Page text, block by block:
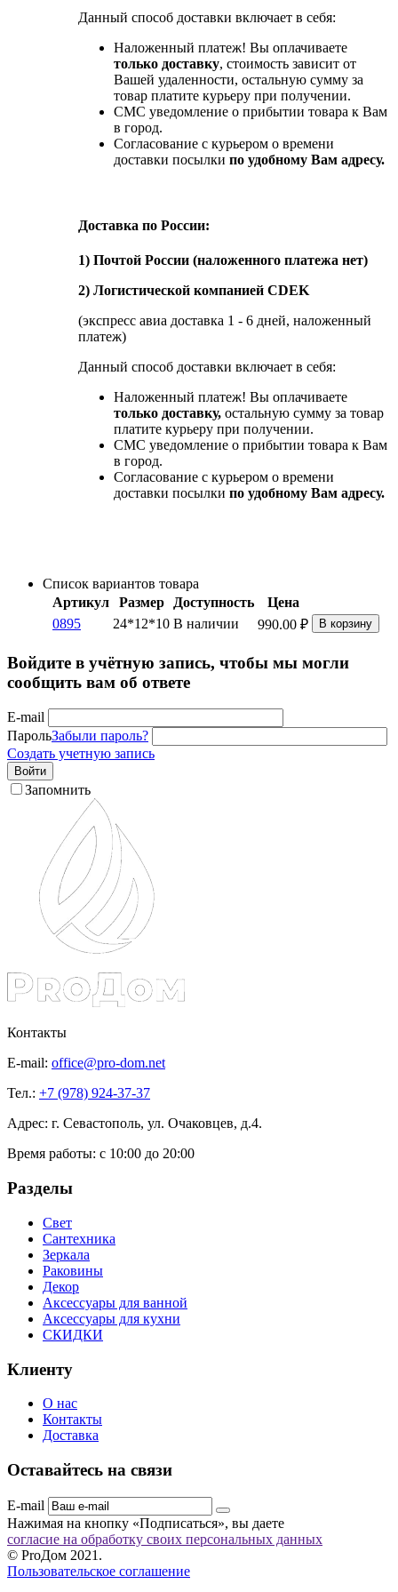
Данный способ доставки включает в себя:
Наложенный платеж! Вы оплачиваете
только доставку, стоимость зависит от
Вашей удаленности, остальную сумму за
товар платите курьеру при получении.
СМС уведомление о прибытии товара к Вам
в город.
Согласование с курьером о времени
доставки посылки по удобному Вам адресу.
Доставка по России:
1) Почтой России (наложенного платежа нет)
2) Логистической компанией CDEK
(экспресс авиа доставка 1 - 6 дней, наложенный
платеж)
Данный способ доставки включает в себя:
Наложенный платеж! Вы оплачиваете
только доставку, остальную сумму за товар
платите курьеру при получении.
СМС уведомление о прибытии товара к Вам
в город.
Согласование с курьером о времени
доставки посылки по удобному Вам адресу.
Список вариантов товара
Артикул
Размер Доступность
Цена
0895
24*12*10 В наличии 990.00 ₽ В корзину
Войдите в учётную запись, чтобы мы могли
сообщить вам об ответе
E-mail
ПарольЗабыли пароль?
Создать учетную запись
Войти
Запомнить
Контакты
E-mail: office@pro-dom.net
Тел.: +7 (978) 924-37-37
Адрес: г. Севастополь, ул. Очаковцев, д.4.
Время работы: с 10:00 до 20:00
Разделы
Свет
Сантехника
Зеркала
Раковины
Декор
Аксессуары для ванной
Аксессуары для кухни
СКИДКИ
Клиенту
О нас
Контакты
Доставка
Оставайтесь на связи
E-mail
Нажимая на кнопку «Подписаться», вы даете
согласие на обработку своих персональных данных
© ProДом 2021.
Пользовательское соглашение